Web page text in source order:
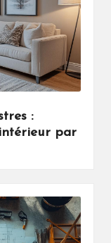
:
par